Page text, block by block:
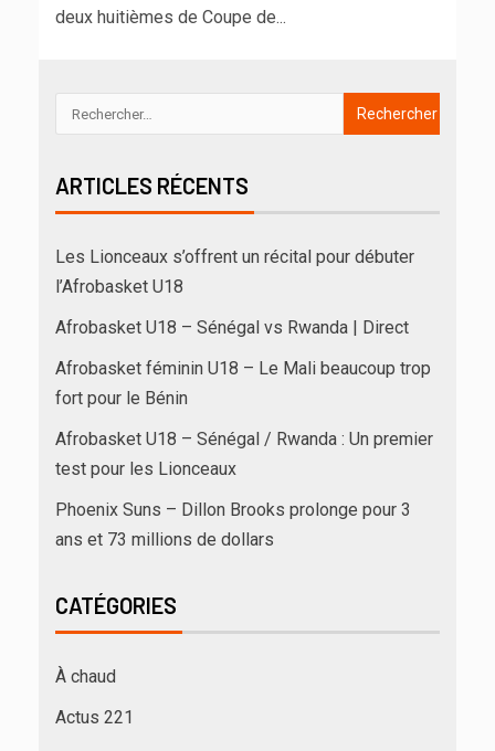
deux huitièmes de Coupe de...
ARTICLES RÉCENTS
Les Lionceaux s’offrent un récital pour débuter
l’Afrobasket U18
Afrobasket U18 – Sénégal vs Rwanda | Direct
Afrobasket féminin U18 – Le Mali beaucoup trop
fort pour le Bénin
Afrobasket U18 – Sénégal / Rwanda : Un premier
test pour les Lionceaux
Phoenix Suns – Dillon Brooks prolonge pour 3
ans et 73 millions de dollars
CATÉGORIES
À chaud
Actus 221